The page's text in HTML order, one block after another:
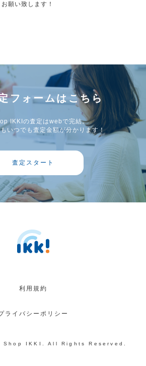
願い致します！
フォームはこちら
IKKIの査定はwebで完結。
いつでも査定金額が分かります！
査定スタート
利用規約
ライバシーポリシー
Shop IKKI. All Rights Reserved.